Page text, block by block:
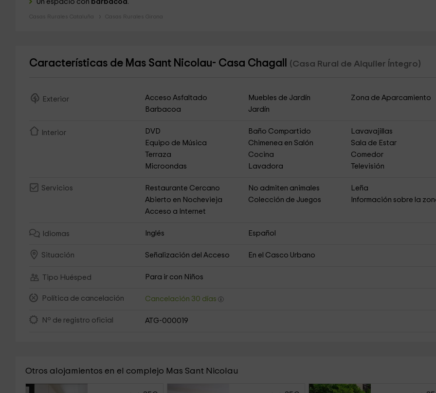
Un espacio con barbacoa.
Casas Rurales Cataluña Casas Rurales Girona
Características de Mas Sant Nicolau- Casa Chagall (Casa Rural de Alquiler Íntegro)
Exterior Acceso Asfaltado Muebles de Jardín
Zona de Aparcamiento
Barbacoa
Jardín
Interior DVD Baño Compartido
Lavavajillas
Equipo de Música
Chimenea en Salón
Sala de Estar
Terraza
Cocina
Comedor
Microondas
Lavadora Televisión
Servicios Restaurante Cercano No admiten animales
Leña
Abierto en Nochevieja
Colección de Juegos
Información sobre la
Acceso a Internet
Idiomas Inglés Español
Situación Señalización del Acceso En el Casco Urbano
Tipo Huésped Para ir con Niños
Política de cancelación Cancelación 30 días
Nº de registro oficial ATG-000019
Otros alojamientos en el complejo Mas Sant Nicolau